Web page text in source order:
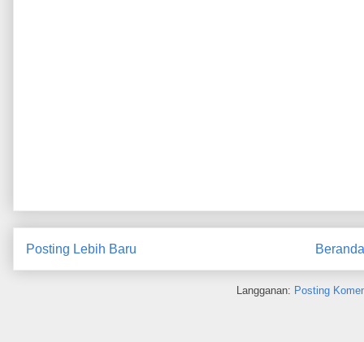
Posting Lebih Baru Beranda
Langganan: Posting